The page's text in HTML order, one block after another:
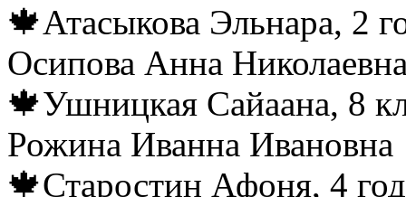
🍁Атасыкова Эльнара, 2
Осипова Анна
🍁Ушницкая Сайаана, 8
Рожина Иванна Ивановна
🍁Старостин Афоня, 4